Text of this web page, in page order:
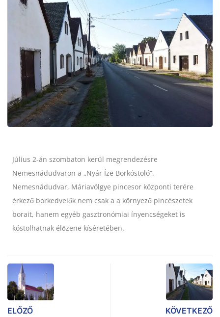
Július 2-án szombaton kerül megrendezésre
Nemesnádudvaron a „Nyár Íze Borkóstoló”.
Nemesnádudvar, Máriavölgye pincesor központi terére
érkező borkedvelők nem csak a a környező pincészetek
borait, hanem egyéb gasztronómiai ínyencségeket is
kóstolhatnak élőzene kíséretében.
ELŐZŐ KÖVETKEZŐ